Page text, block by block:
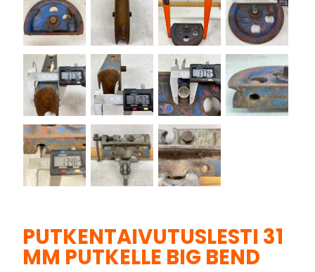
PUTKENTAIVUTUSLESTI 31
MM PUTKELLE BIG BEND